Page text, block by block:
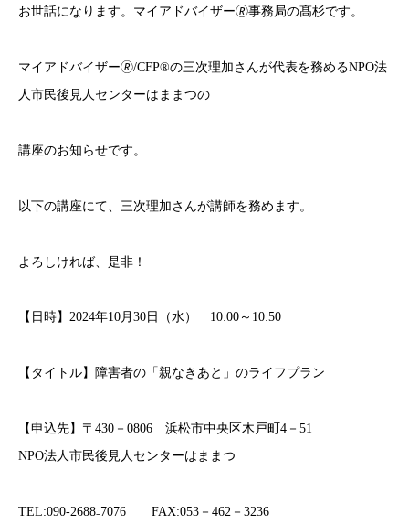
お世話になります。マイアドバイザー🄬事務局の髙杉です。
マイアドバイザー🄬/CFP®の三次理加さんが代表を務めるNPO法
人市民後見人センターはままつの
講座のお知らせです。
以下の講座にて、三次理加さんが講師を務めます。
よろしければ、是非！
【日時】2024年10月30日（水） 10:00～10:50
【タイトル】障害者の「親なきあと」のライフプラン
【申込先】〒430－0806 浜松市中央区木戸町4－51
NPO法人市民後見人センターはままつ
TEL:090-2688₋7076 FAX:053－462－3236